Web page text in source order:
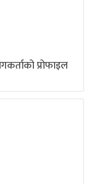
प्रोफाइल